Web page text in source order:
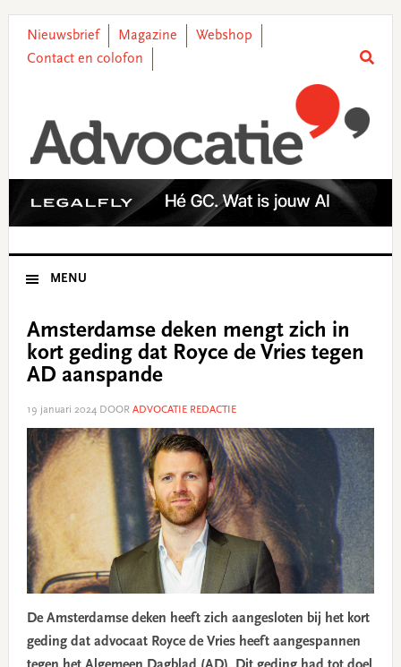
primary
main
primary
footer
Nieuwsbrief Magazine
Webshop
Contact en colofon
MENU
Amsterdamse deken mengt zich in
kort geding dat Royce de Vries tegen
AD aanspande
19 januari 2024DOOR ADVOCATIE REDACTIE
De Amsterdamse deken heeft zich aangesloten bij het kort
geding dat advocaat Royce de Vries heeft aangespannen